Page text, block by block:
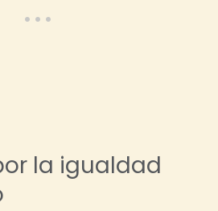
la igualdad